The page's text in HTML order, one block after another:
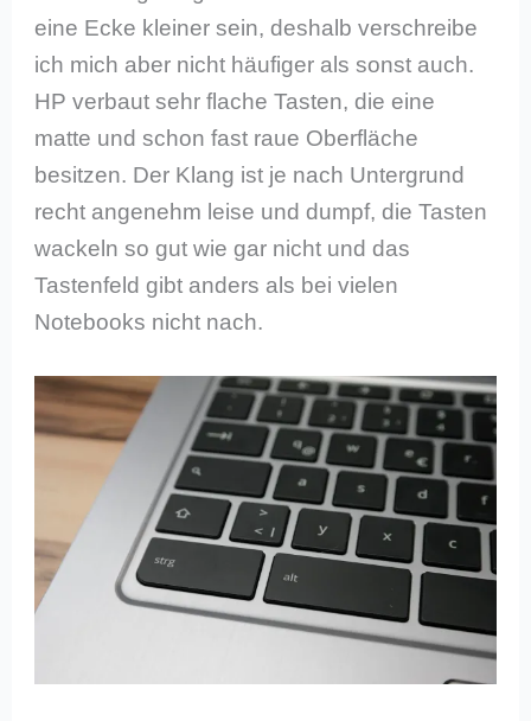
eine Ecke kleiner sein, deshalb verschreibe
ich mich aber nicht häufiger als sonst auch.
HP verbaut sehr flache Tasten, die eine
matte und schon fast raue Oberfläche
besitzen. Der Klang ist je nach Untergrund
recht angenehm leise und dumpf, die Tasten
wackeln so gut wie gar nicht und das
Tastenfeld gibt anders als bei vielen
Notebooks nicht nach.